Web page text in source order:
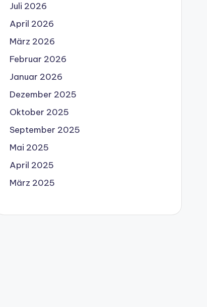
Juli 2026
April 2026
März 2026
Februar 2026
Januar 2026
Dezember 2025
Oktober 2025
September 2025
Mai 2025
April 2025
März 2025